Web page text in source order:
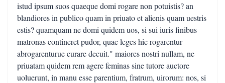
istud ipsum suos quaeque domi rogare non potuistis? an
blandiores in publico quam in priuato et alienis quam uestris
estis? quamquam ne domi quidem uos, si sui iuris finibus
matronas contineret pudor, quae leges hic rogarentur
abrogarenturue curare decuit." maiores nostri nullam, ne
priuatam quidem rem agere feminas sine tutore auctore
uoluerunt, in manu esse parentium, fratrum, uirorum: nos, si